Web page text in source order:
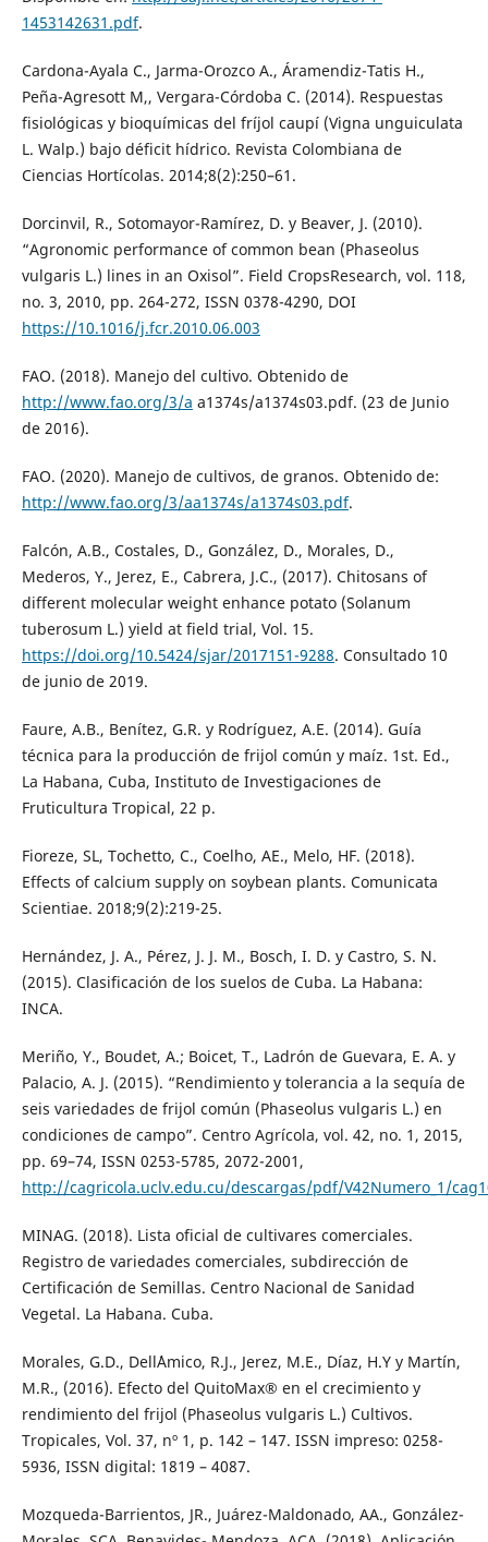
1453142631.pdf.
Cardona-Ayala C., Jarma-Orozco A., Áramendiz-Tatis H.,
Peña-Agresott M,, Vergara-Córdoba C. (2014). Respuestas
fisiológicas y bioquímicas del fríjol caupí (Vigna unguiculata
L. Walp.) bajo déficit hídrico. Revista Colombiana de
Ciencias Hortícolas. 2014;8(2):250–61.
Dorcinvil, R., Sotomayor-Ramírez, D. y Beaver, J. (2010).
“Agronomic performance of common bean (Phaseolus
vulgaris L.) lines in an Oxisol”. Field CropsResearch, vol. 118,
no. 3, 2010, pp. 264-272, ISSN 0378-4290, DOI
https://10.1016/j.fcr.2010.06.003
FAO. (2018). Manejo del cultivo. Obtenido de
http://www.fao.org/3/a a1374s/a1374s03.pdf. (23 de Junio
de 2016).
FAO. (2020). Manejo de cultivos, de granos. Obtenido de:
http://www.fao.org/3/aa1374s/a1374s03.pdf.
Falcón, A.B., Costales, D., González, D., Morales, D.,
Mederos, Y., Jerez, E., Cabrera, J.C., (2017). Chitosans of
different molecular weight enhance potato (Solanum
tuberosum L.) yield at field trial, Vol. 15.
https://doi.org/10.5424/sjar/2017151-9288. Consultado 10
de junio de 2019.
Faure, A.B., Benítez, G.R. y Rodríguez, A.E. (2014). Guía
técnica para la producción de frijol común y maíz. 1st. Ed.,
La Habana, Cuba, Instituto de Investigaciones de
Fruticultura Tropical, 22 p.
Fioreze, SL, Tochetto, C., Coelho, AE., Melo, HF. (2018).
Effects of calcium supply on soybean plants. Comunicata
Scientiae. 2018;9(2):219-25.
Hernández, J. A., Pérez, J. J. M., Bosch, I. D. y Castro, S. N.
(2015). Clasificación de los suelos de Cuba. La Habana:
INCA.
Meriño, Y., Boudet, A.; Boicet, T., Ladrón de Guevara, E. A. y
Palacio, A. J. (2015). “Rendimiento y tolerancia a la sequía de
seis variedades de frijol común (Phaseolus vulgaris L.) en
condiciones de campo”. Centro Agrícola, vol. 42, no. 1, 2015,
pp. 69–74, ISSN 0253-5785, 2072-2001,
http://cagricola.uclv.edu.cu/descargas/pdf/V42Numero_1/
MINAG. (2018). Lista oficial de cultivares comerciales.
Registro de variedades comerciales, subdirección de
Certificación de Semillas. Centro Nacional de Sanidad
Vegetal. La Habana. Cuba.
Morales, G.D., Dell´Amico, R.J., Jerez, M.E., Díaz, H.Y y Martín,
M.R., (2016). Efecto del QuitoMax® en el crecimiento y
rendimiento del frijol (Phaseolus vulgaris L.) Cultivos.
Tropicales, Vol. 37, nº 1, p. 142 – 147. ISSN impreso: 0258-
5936, ISSN digital: 1819 – 4087.
Mozqueda-Barrientos, JR., Juárez-Maldonado, AA., González-